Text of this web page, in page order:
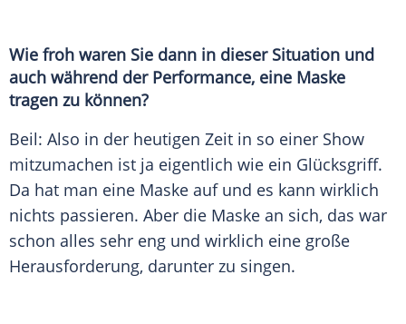
Wie froh waren Sie dann in dieser Situation und
auch während der Performance, eine Maske
tragen zu können?
Beil: Also in der heutigen Zeit in so einer Show
mitzumachen ist ja eigentlich wie ein Glücksgriff.
Da hat man eine Maske auf und es kann wirklich
nichts passieren. Aber die Maske an sich, das war
schon alles sehr eng und wirklich eine große
Herausforderung, darunter zu singen.